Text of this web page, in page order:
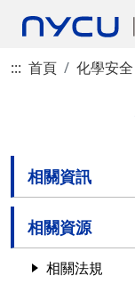
::: 首頁 化學安全
相關資訊
相關資源
相關法規